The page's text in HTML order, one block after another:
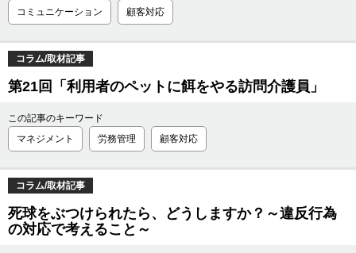
コミュニケーション
顧客対応
コラム/取材記事
第21回「利用者のペットに餌をやる訪問介護員」
この記事のキーワード
マネジメント
労務管理 顧客対応
コラム/取材記事
死球をぶつけられたら、どうしますか？～違反行為
の対応で考えること～